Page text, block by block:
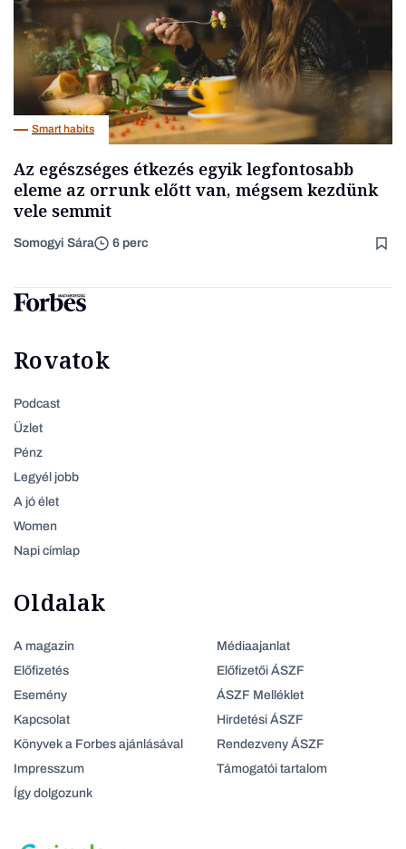
Smart habits
Az egészséges étkezés egyik legfontosabb
eleme az orrunk előtt van, mégsem kezdünk
vele semmit
Somogyi Sára 6 perc
Rovatok
Podcast
Üzlet
Pénz
Legyél jobb
A jó élet
Women
Napi címlap
Oldalak
A magazin
Előfizetés
Esemény
Kapcsolat
Könyvek a Forbes ajánlásával
Impresszum
Így dolgozunk
Médiaajanlat
Előfizetői ÁSZF
ÁSZF Melléklet
Hirdetési ÁSZF
Rendezveny ÁSZF
Támogatói tartalom